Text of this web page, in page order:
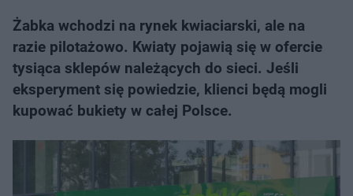
Żabka wchodzi na rynek kwiaciarski, ale na
razie pilotażowo. Kwiaty pojawią się w ofercie
tysiąca sklepów należących do sieci. Jeśli
eksperyment się powiedzie, klienci będą mogli
kupować bukiety w całej Polsce.